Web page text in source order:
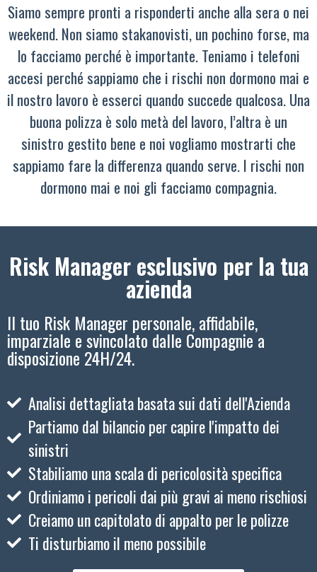
Siamo sempre pronti a risponderti anche alla sera o nei
weekend. Non siamo stakanovisti, un pochino forse, ma
lo facciamo perché è importante. Teniamo i telefoni
accesi perché sappiamo che i rischi non dormono mai e
il nostro lavoro è esserci quando succede qualcosa. Una
buona polizza è solo metà del lavoro, l’altra è un
sinistro gestito bene e noi vogliamo mostrarti che
sappiamo fare la differenza quando serve. I rischi non
dormono mai e noi gli facciamo compagnia.
Risk Manager esclusivo per la tua
azienda
Il tuo Risk Manager personale, affidabile,
imparziale e svincolato dalle Compagnie a
disposizione 24H/24.
Analisi dettagliata basata sui dati dell'Azienda
Partiamo dal bilancio per capire l'impatto dei
sinistri
Stabiliamo una scala di pericolosità specifica
Ordiniamo i pericoli dai più gravi ai meno rischiosi
Creiamo un capitolato di appalto per le polizze
Ti disturbiamo il meno possibile